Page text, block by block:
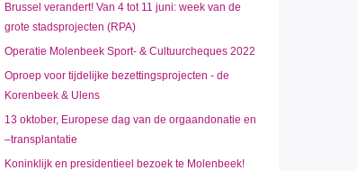
Brussel verandert! Van 4 tot 11 juni: week van de
grote stadsprojecten (RPA)
Operatie Molenbeek Sport- & Cultuurcheques 2022
Oproep voor tijdelijke bezettingsprojecten - de
Korenbeek & Ulens
13 oktober, Europese dag van de orgaandonatie en
–transplantatie
Koninklijk en presidentieel bezoek te Molenbeek!